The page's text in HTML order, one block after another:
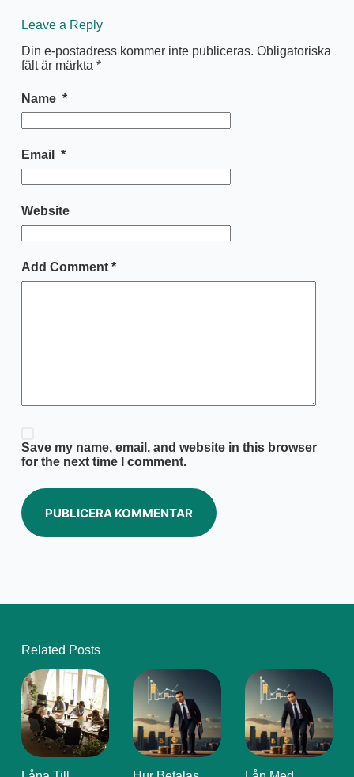
Leave a Reply
Din e-postadress kommer inte publiceras. Obligatoriska
fält är märkta *
Name *
Email *
Website
Add Comment*
Save my name, email, and website in this browser
for the next time I comment.
PUBLICERA KOMMENTAR
Related Posts